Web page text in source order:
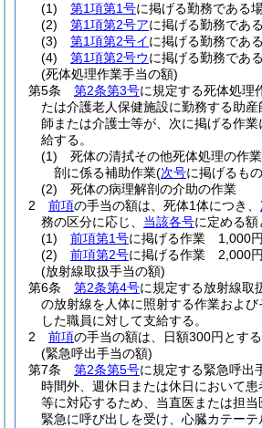
(1)
第1項第1号に掲げる勤務である
(2)
第1項第2号アに掲げる勤務であ
(3)
第1項第2号イに掲げる勤務であ
(4)
第1項第2号ウに掲げる勤務であ
(死体処理作業手当の額)
第5条
第2条第3号に規定する死体処理
たは介護老人保健施設に勤務する助
師または介護士等が、次に掲げる作
給する。
(1)
死体の清拭その他死体処理の作
剖に係る補助作業(次号に掲げるも
(2)
死体の病理解剖の介助の作業
2
前項の手当の額は、死体1体につき、
務の区分に応じ、 当該各号に定める額
(1)
前項第1号に掲げる作業 1,000円
(2)
前項第2号に掲げる作業 2,000円
(放射線取扱手当の額)
第6条
第2条第4号に規定する放射線取
の放射線を人体に照射する作業およ
した職員に対して支給する。
2
前項の手当の額は、日額300円とする
(緊急呼出手当の額)
第7条
第2条第5号に規定する緊急呼出
時間外、週休日または休日において
等に対応するため、当直医または担当
緊急に呼び出しを受け、心臓カテー